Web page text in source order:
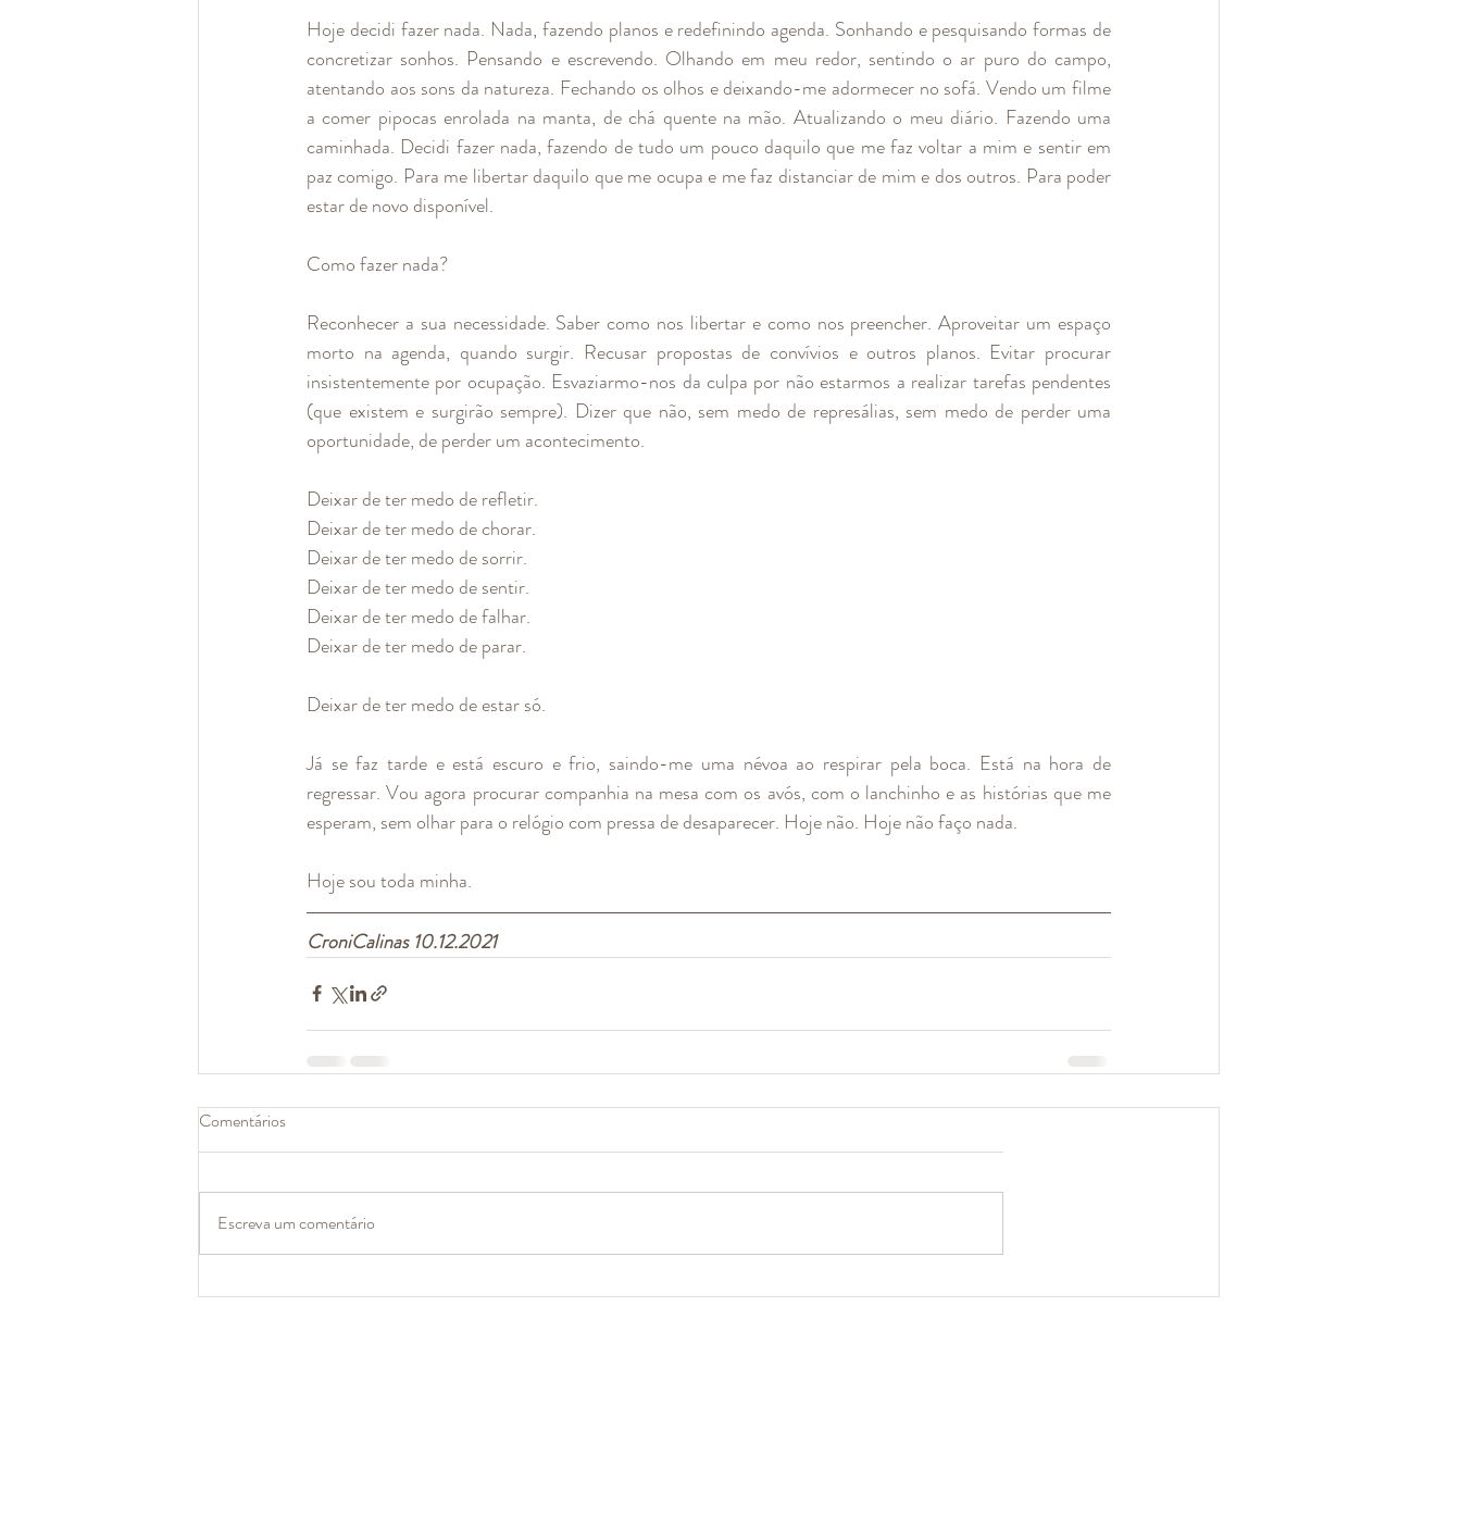
Hoje decidi fazer nada. Nada, fazendo planos e redefinindo agenda. Sonhando e pesquisando formas de
concretizar sonhos. Pensando e escrevendo. Olhando em meu redor, sentindo o ar puro do campo,
atentando aos sons da natureza. Fechando os olhos e deixando-me adormecer no sofá. Vendo um filme
a comer pipocas enrolada na manta, de chá quente na mão. Atualizando o meu diário. Fazendo uma
caminhada. Decidi fazer nada, fazendo de tudo um pouco daquilo que me faz voltar a mim e sentir em
paz comigo. Para me libertar daquilo que me ocupa e me faz distanciar de mim e dos outros. Para poder
estar de novo disponível.
Como fazer nada?
Reconhecer a sua necessidade. Saber como nos libertar e como nos preencher. Aproveitar um espaço
morto na agenda, quando surgir. Recusar propostas de convívios e outros planos. Evitar procurar
insistentemente por ocupação. Esvaziarmo-nos da culpa por não estarmos a realizar tarefas pendentes
(que existem e surgirão sempre). Dizer que não, sem medo de represálias, sem medo de perder uma
oportunidade, de perder um acontecimento.
Deixar de ter medo de refletir.
Deixar de ter medo de chorar.
Deixar de ter medo de sorrir.
Deixar de ter medo de sentir.
Deixar de ter medo de falhar.
Deixar de ter medo de parar.
Deixar de ter medo de estar só.
Já se faz tarde e está escuro e frio, saindo-me uma névoa ao respirar pela boca. Está na hora de
regressar. Vou agora procurar companhia na mesa com os avós, com o lanchinho e as histórias que me
esperam, sem olhar para o relógio com pressa de desaparecer. Hoje não. Hoje não faço nada.
Hoje sou toda minha.
CroniCalinas 10.12.2021
Comentários
Escreva um comentário